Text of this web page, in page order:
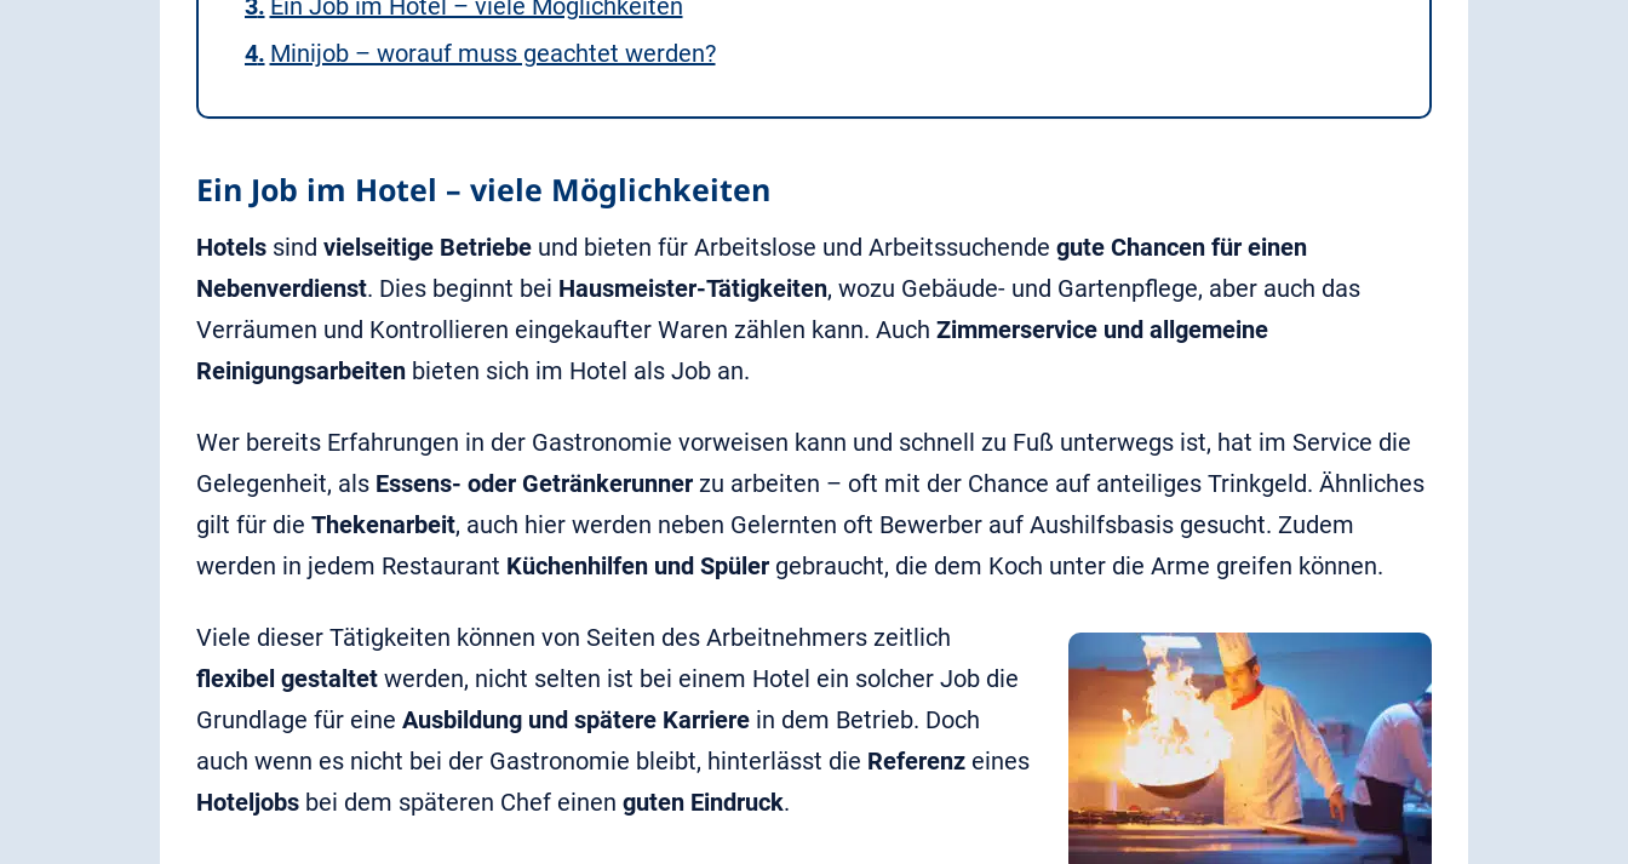
Minijob – worauf muss geachtet werden?
Ein Job im Hotel – viele Möglichkeiten
Hotels sind vielseitige Betriebe und bieten für Arbeitslose und Arbeitssuchende gute Chancen für einen
Nebenverdienst. Dies beginnt bei Hausmeister-Tätigkeiten, wozu Gebäude- und Gartenpflege, aber auch das
Verräumen und Kontrollieren eingekaufter Waren zählen kann. Auch Zimmerservice und allgemeine
Reinigungsarbeiten bieten sich im Hotel als Job an.
Wer bereits Erfahrungen in der Gastronomie vorweisen kann und schnell zu Fuß unterwegs ist, hat im Service die
Gelegenheit, als Essens- oder Getränkerunner zu arbeiten – oft mit der Chance auf anteiliges Trinkgeld. Ähnliches
gilt für die Thekenarbeit, auch hier werden neben Gelernten oft Bewerber auf Aushilfsbasis gesucht. Zudem
werden in jedem Restaurant Küchenhilfen und Spüler gebraucht, die dem Koch unter die Arme greifen können.
Viele dieser Tätigkeiten können von Seiten des Arbeitnehmers zeitlich
flexibel gestaltet werden, nicht selten ist bei einem Hotel ein solcher Job die
Grundlage für eine Ausbildung und spätere Karriere in dem Betrieb. Doch
auch wenn es nicht bei der Gastronomie bleibt, hinterlässt die Referenz eines
Hoteljobs bei dem späteren Chef einen guten Eindruck.